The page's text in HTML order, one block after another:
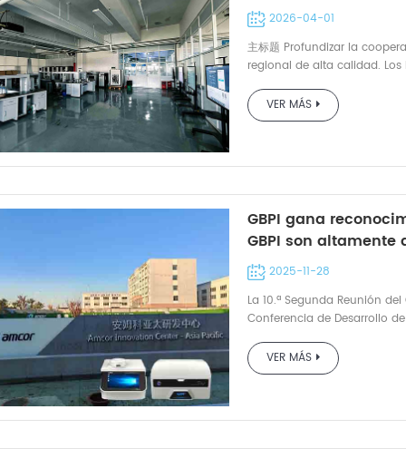
para el sistema de pruebas
opción de confianza. Detrás
desarrollo del
necesidades de sus clientes.
Investigación-Industria-
muchos proveedores, pero
fundamental para el trabajo
científica y la docencia",
ambas partes. Durante el
reuniones, consultas e
profesional en cada detalle:
precisión de los parámetros
aplicación específicos,
las preguntas respondidas
equipo de GBPI no solo
tranquilidad». 透明分割线 合
líderes del
GBPI para recibir
2026-04-01
主标题 Profundizar la
regional de alta calidad.
marzo, el Sr. Liu Shi,
Distrito de Huangpu,
empoderamiento industrial
ayudarla a alcanzar un
Jun, Subdirector de la
de Huangpu; el Sr. Huang
Ciencia y Tecnología del
Zheng Fei, Subdirectora del
Subdirectora del Comité de
Investigador de Nivel 1. El
delegación durante toda la
general, el Sr. Zhou Xuehui,
producción y las
y servicios de pruebas de
VER MÁS
GBPI gana
GBPI son
de la industria.
2025-11-28
La 10.ª Segunda Reunión
Conferencia de Desarrollo
organizadores organizaron
Durante el recorrido por el
comprender mejor el
VER MÁS